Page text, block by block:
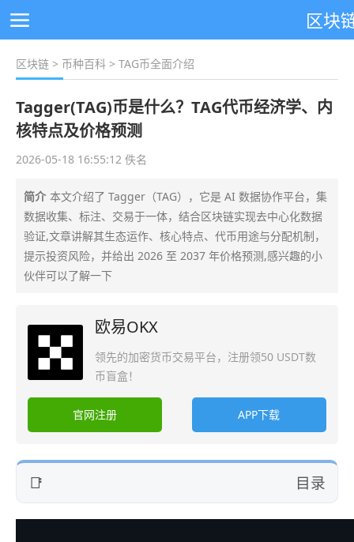
区块
区块链 > 币种百科 > TAG币全面介绍
Tagger(TAG)币是什么？TAG代币经济学、内
核特点及价格预测
2026-05-18 16:55:12 佚名
简介 本文介绍了 Tagger（TAG），它是 AI 数据协作平台，集
数据收集、标注、交易于一体，结合区块链实现去中心化数据
验证,文章讲解其生态运作、核心特点、代币用途与分配机制，
提示投资风险，并给出 2026 至 2037 年价格预测,感兴趣的小
伙伴可以了解一下
欧易OKX
领先的加密货币交易平台，注册领50 USDT数
币盲盒！
官网注册 APP下载
目录